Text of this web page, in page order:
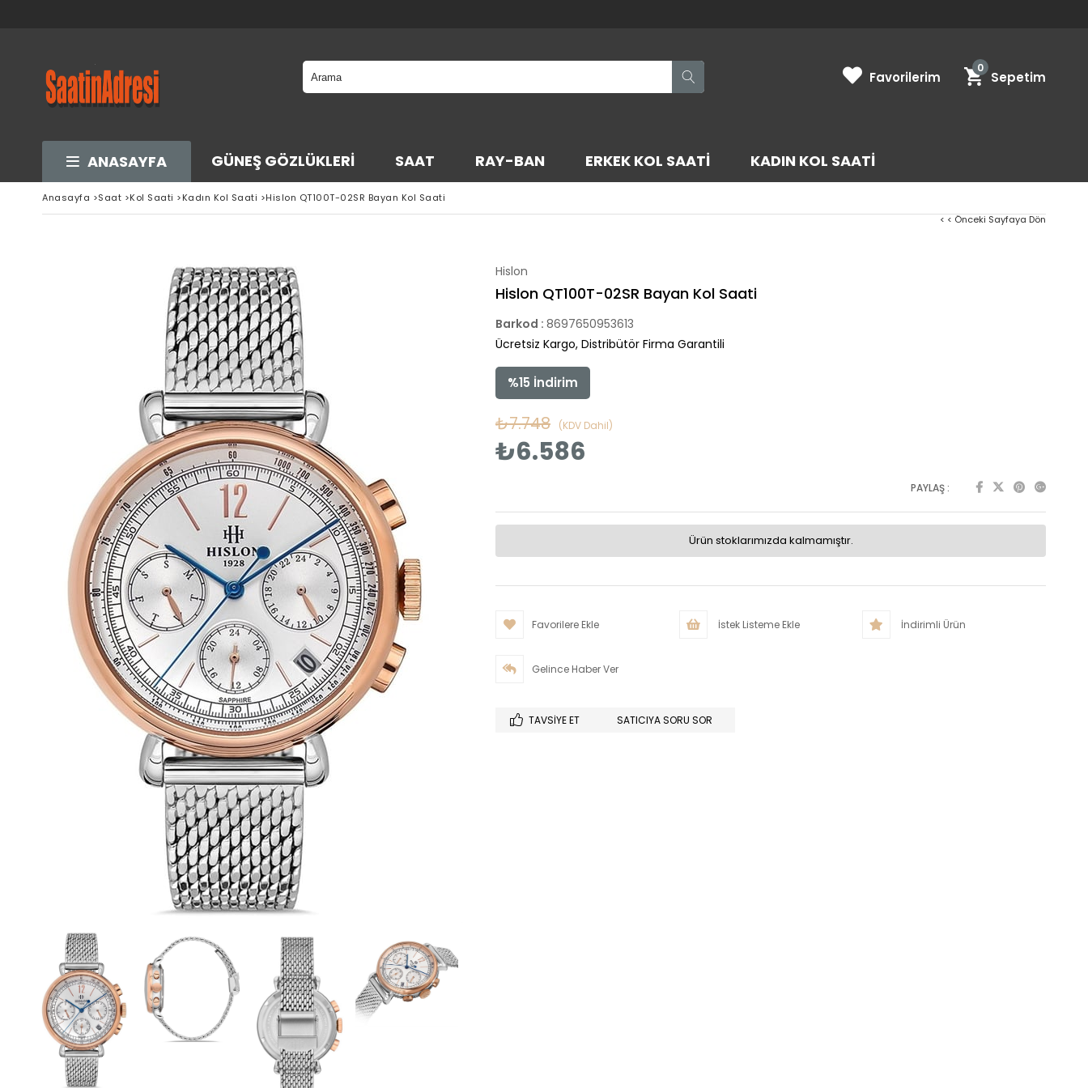
Sepetim
0
ANASAYFA GÜNEŞ GÖZLÜKLERI SAAT RAY-BAN ERKEK KOL SAATI KADIN KOL SAATI
Favorilerim
Anasayfa >Saat >Kol Saati >Kadın Kol Saati >Hislon QT100T-02SR Bayan Kol Saati
< < Önceki Sayfaya Dön
Hislon
Hislon QT100T-02SR Bayan Kol Saati
Barkod : 8697650953613
Ücretsiz Kargo, Distribütör Firma Garantili
%15 İndirim
₺7.748 (KDV Dahil)
₺6.586
PAYLAŞ :
Ürün stoklarımızda kalmamıştır.
Favorilere Ekle İstek Listeme Ekle İndirimli Ürün
Gelince Haber Ver
TAVSIYE ET SATICIYA SORU SOR